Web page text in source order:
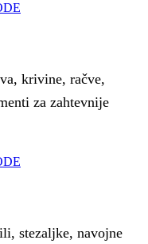
krivine, račve,
za zahtevnije
stezaljke, navojne